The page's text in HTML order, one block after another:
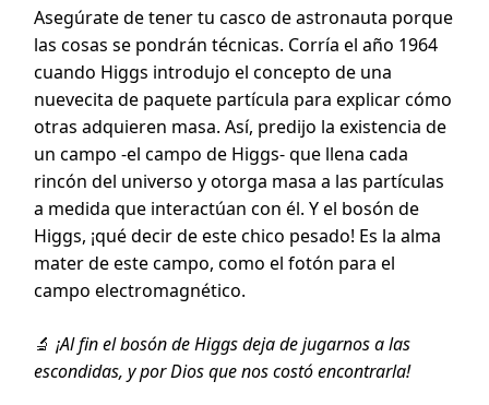
Asegúrate de tener tu casco de astronauta porque
las cosas se pondrán técnicas. Corría el año 1964
cuando Higgs introdujo el concepto de una
nuevecita de paquete partícula para explicar cómo
otras adquieren masa. Así, predijo la existencia de
un campo -el campo de Higgs- que llena cada
rincón del universo y otorga masa a las partículas
a medida que interactúan con él. Y el bosón de
Higgs, ¡qué decir de este chico pesado! Es la alma
mater de este campo, como el fotón para el
campo electromagnético.
🔬 ¡Al fin el bosón de Higgs deja de jugarnos a las
escondidas, y por Dios que nos costó encontrarla!